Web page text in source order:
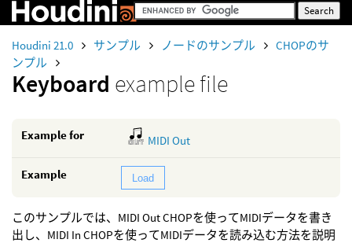
Houdini 21.0 サンプル ノードのサンプル
CHOPのサ
ンプル
Keyboard example file
Example for MIDI Out
Example Load
このサンプルでは、MIDI Out CHOPを使ってMIDIデータを書き
出し、MIDI In CHOPを使ってMIDIデータを読み込む方法を説明